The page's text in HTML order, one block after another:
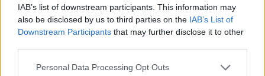
IAB’s list of downstream participants. This information may
also be disclosed by us to third parties on the IAB’s List of
Downstream Participants that may further disclose it to other
Please note that this website/app uses one or more Google
Personal Data Processing Opt Outs
Sólyomszem feleségeként, ahol Bognár Anna
kölcsönzi számára a hangját.
Cardellininek jól áll az idősek otthonában dolgozó,
kicsit hippis beütésű nő karaktere, akin azért néha
villanásnyira látni, hogy valami nem egészen